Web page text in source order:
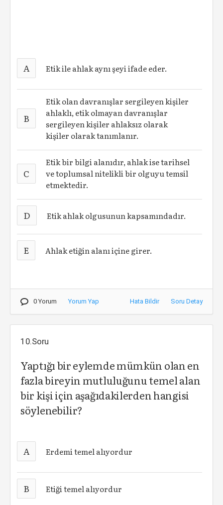
A Etik ile ahlak aynı şeyi ifade eder.
B
Etik olan davranışlar sergileyen kişiler
ahlaklı, etik olmayan davranışlar
sergileyen kişiler ahlaksız olarak
kişiler olarak tanımlanır.
C
Etik bir bilgi alanıdır, ahlak ise tarihsel
ve toplumsal nitelikli bir olguyu temsil
etmektedir.
D Etik ahlak olgusunun kapsamındadır.
E Ahlak etiğin alanı içine girer.
0 Yorum Yorum Yap Hata Bildir Soru Detay
10.Soru
Yaptığı bir eylemde mümkün olan en
fazla bireyin mutluluğunu temel alan
bir kişi için aşağıdakilerden hangisi
söylenebilir?
A Erdemi temel alıyordur
B Etiği temel alıyordur